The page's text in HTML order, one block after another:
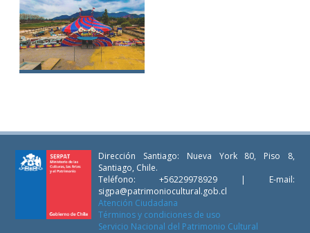
Circo Los Mazzini
Dirección Santiago: Nueva York 80, Piso 8,
Santiago, Chile.
Teléfono: +56229978929 | E-mail:
sigpa@patrimoniocultural.gob.cl
Atención Ciudadana
Términos y condiciones de uso
Servicio Nacional del Patrimonio Cultural